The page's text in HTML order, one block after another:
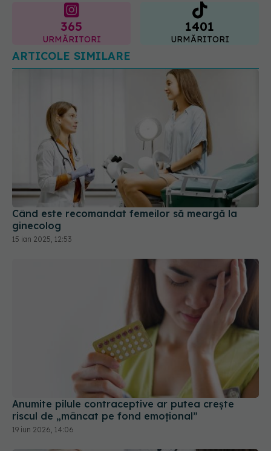
ARTICOLE SIMILARE
Când este recomandat femeilor să meargă la
ginecolog
15 ian 2025, 12:53
Anumite pilule contraceptive ar putea crește
riscul de „mâncat pe fond emoțional”